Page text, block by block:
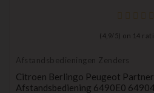
( 4,9/ 5) on 14
Afstandsbedieningen Zenders
Citroen Berlingo Peugeot
Afstandsbediening 6490E0